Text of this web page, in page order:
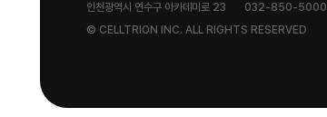
인천광역시 연수구 아카데미로 23
032-850-5000
© CELLTRION INC. ALL RIGHTS RESERVED